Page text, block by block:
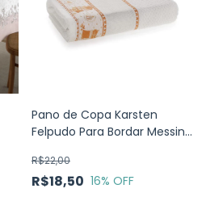
Pano de Copa Karsten
Felpudo Para Bordar Messina
R$18,50
R$22,00
16% OFF